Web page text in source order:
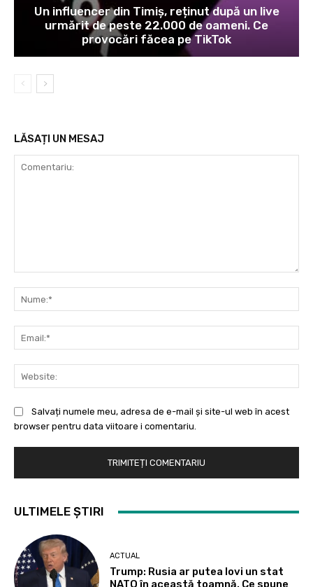
Un influencer din Timiș, reținut după un live
urmărit de peste 22.000 de oameni. Ce
provocări făcea pe TikTok
LĂSAȚI UN MESAJ
Salvați numele meu, adresa de e-mail și site-ul web în acest
browser pentru data viitoare i comentariu.
ULTIMELE ȘTIRI
ACTUAL
Trump: Rusia ar putea lovi un stat
NATO în această toamnă. Ce spune